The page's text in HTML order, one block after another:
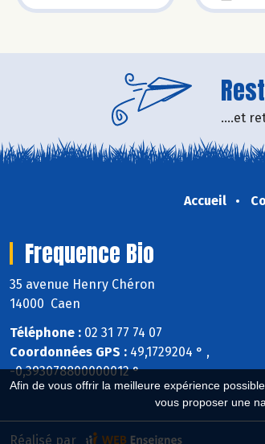
Afin de vous offrir la meilleure expérience
vous proposer une
....et
Accueil
Frequence Bio
35 avenue Henry Chéron
14000 Caen
Téléphone : 02 31 77 74 07
Coordonnées GPS : 49,1729204 ° ,
-0,393078800000012 °
Réalisé par